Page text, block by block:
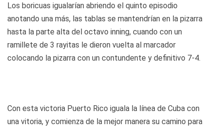
Los boricuas igualarían abriendo el quinto episodio
anotando una más, las tablas se mantendrían en la pizarra
hasta la parte alta del octavo inning, cuando con un
ramillete de 3 rayitas le dieron vuelta al marcador
colocando la pizarra con un contundente y definitivo 7-4.
Con esta victoria Puerto Rico iguala la línea de Cuba con
una vitoria, y comienza de la mejor manera su camino para